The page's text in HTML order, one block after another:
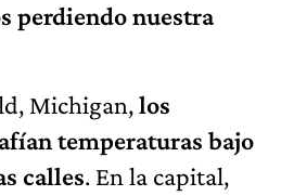
perdiendo nuestra
Michigan,los
temperaturas bajo
calles. En la capital,